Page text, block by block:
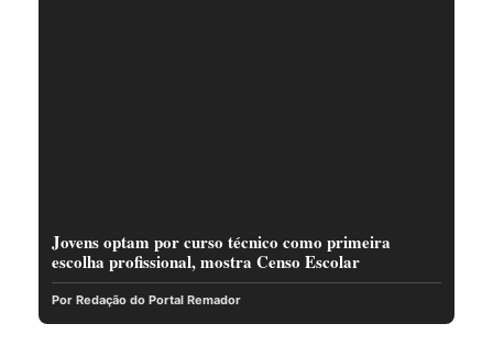
Jovens optam por curso técnico como primeira
escolha profissional, mostra Censo Escolar
Por Redação do Portal Remador